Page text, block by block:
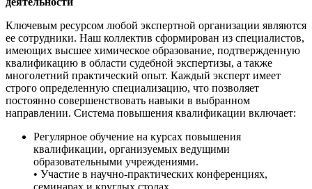
Ключевым ресурсом любой экспертной организации являются
ее сотрудники. Наш коллектив сформирован из специалистов,
имеющих высшее химическое образование, подтвержденную
квалификацию в области судебной экспертизы, а также
многолетний практический опыт. Каждый эксперт имеет
строго определенную специализацию, что позволяет
постоянно совершенствовать навыки в выбранном
направлении. Система повышения квалификации включает:
Регулярное обучение на курсах повышения
квалификации, организуемых ведущими
образовательными учреждениями.
• Участие в научно-практических конференциях,